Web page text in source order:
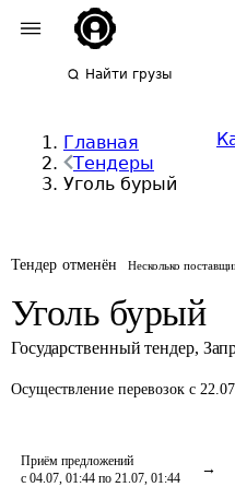
Найти грузы
Главная
Тендеры
Уголь бурый
Тендер отменён Несколько
Уголь бурый
Государственный тендер,
Осуществление перевозок с
Приём предложений
с 04.07, 01:44 по 21.07, 01:44